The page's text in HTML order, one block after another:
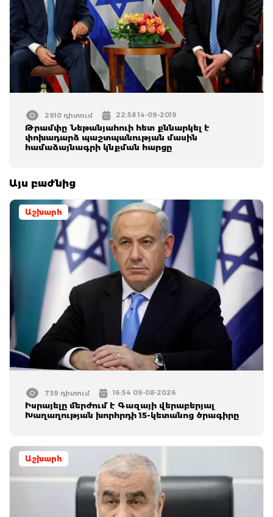
2910 դիտում 22:58 14-09-2019
Թրամփը Նեթանյահուի հետ քննարկել է
փոխադարձ պաշտպանության մասին
համաձայնագրի կնքման հարցը
Այս բաժնից
Աշխարհ
739 դիտում 16:54 09-08-2026
Իսրայելը մերժում է Գազայի վերաբերյալ
Խաղաղության խորհրդի 15-կետանոց ծրագիրը
Աշխարհ